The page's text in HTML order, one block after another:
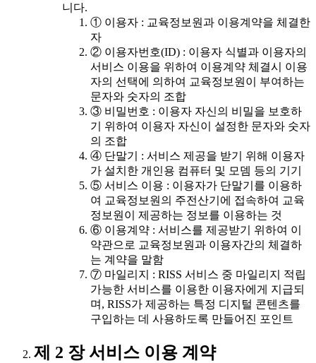
니다.
① 이용자 : 교육정보원과 이용계약을 체결한
자
② 이용자번호(ID) : 이용자 식별과 이용자의
서비스 이용을 위하여 이용계약 체결시 이용
자의 선택에 의하여 교육정보원이 부여하는
문자와 숫자의 조합
③ 비밀번호 : 이용자 자신의 비밀을 보호하
기 위하여 이용자 자신이 설정한 문자와 숫자
의 조합
④ 단말기 : 서비스 제공을 받기 위해 이용자
가 설치한 개인용 컴퓨터 및 모뎀 등의 기기
⑤ 서비스 이용 : 이용자가 단말기를 이용하
여 교육정보원의 주전산기에 접속하여 교육
정보원이 제공하는 정보를 이용하는 것
⑥ 이용계약 : 서비스를 제공받기 위하여 이
약관으로 교육정보원과 이용자간의 체결하
는 계약을 말함
⑦ 마일리지 : RISS 서비스 중 마일리지 적립
가능한 서비스를 이용한 이용자에게 지급되
며, RISS가 제공하는 특정 디지털 콘텐츠를
구입하는 데 사용하도록 만들어진 포인트
제 2 장 서비스 이용 계약